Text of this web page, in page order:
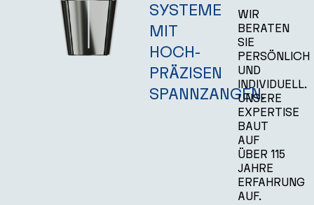
SYSTEME
MIT
HOCH­
PRÄZISEN
SPANNZANGEN.
WIR
BERATEN
SIE
PERSÖNLICH
UND
INDIVIDUELL.
UNSERE
EXPERTISE
BAUT
AUF
ÜBER 115
JAHRE
ERFAHRUNG
AUF.